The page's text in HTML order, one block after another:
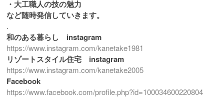
・大工職人の技の魅力
など随時発信していきます。
.
和のある暮らし instagram
https://www.instagram.com/kanetake1981
リゾートスタイル住宅 instagram
https://www.instagram.com/kanetake2005
Facebook
https://www.facebook.com/profile.php?id=100034600220804